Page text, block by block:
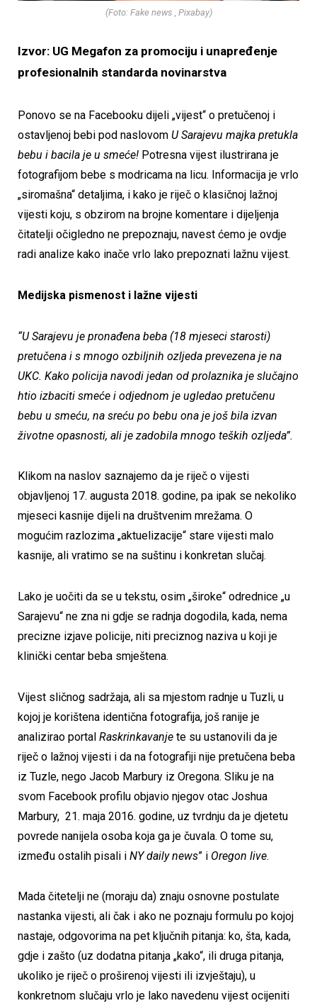
(Foto: Fake news , Pixabay)
Izvor: UG Megafon za promociju i unapređenje
profesionalnih standarda novinarstva
Ponovo se na Facebooku dijeli „vijest“ o pretučenoj i
ostavljenoj bebi pod naslovom U Sarajevu majka pretukla
bebu i bacila je u smeće! Potresna vijest ilustrirana je
fotografijom bebe s modricama na licu. Informacija je vrlo
„siromašna“ detaljima, i kako je riječ o klasičnoj lažnoj
vijesti koju, s obzirom na brojne komentare i dijeljenja
čitatelji očigledno ne prepoznaju, navest ćemo je ovdje
radi analize kako inače vrlo lako prepoznati lažnu vijest.
Medijska pismenost i lažne vijesti
“U Sarajevu je pronađena beba (18 mjeseci starosti)
pretučena i s mnogo ozbiljnih ozljeda prevezena je na
UKC. Kako policija navodi jedan od prolaznika je slučajno
htio izbaciti smeće i odjednom je ugledao pretučenu
bebu u smeću, na sreću po bebu ona je još bila izvan
životne opasnosti, ali je zadobila mnogo teških ozljeda”.
Klikom na naslov saznajemo da je riječ o vijesti
objavljenoj 17. augusta 2018. godine, pa ipak se nekoliko
mjeseci kasnije dijeli na društvenim mrežama. O
mogućim razlozima „aktuelizacije“ stare vijesti malo
kasnije, ali vratimo se na suštinu i konkretan slučaj.
Lako je uočiti da se u tekstu, osim „široke“ odrednice „u
Sarajevu“ ne zna ni gdje se radnja dogodila, kada, nema
precizne izjave policije, niti preciznog naziva u koji je
klinički centar beba smještena.
Vijest sličnog sadržaja, ali sa mjestom radnje u Tuzli, u
kojoj je korištena identična fotografija, još ranije je
analizirao portal Raskrinkavanje te su ustanovili da je
riječ o lažnoj vijesti i da na fotografiji nije pretučena beba
iz Tuzle, nego Jacob Marbury iz Oregona. Sliku je na
svom Facebook profilu objavio njegov otac Joshua
Marbury, 21. maja 2016. godine, uz tvrdnju da je djetetu
povrede nanijela osoba koja ga je čuvala. O tome su,
između ostalih pisali i NY daily news” i Oregon live.
Mada čitetelji ne (moraju da) znaju osnovne postulate
nastanka vijesti, ali čak i ako ne poznaju formulu po kojoj
nastaje, odgovorima na pet ključnih pitanja: ko, šta, kada,
gdje i zašto (uz dodatna pitanja „kako“, ili druga pitanja,
ukoliko je riječ o proširenoj vijesti ili izvještaju), u
konkretnom slučaju vrlo je lako navedenu vijest ocijeniti